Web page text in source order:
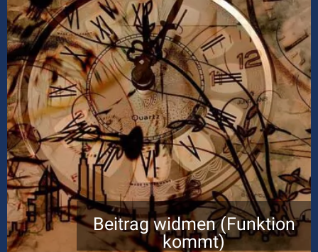
Beitrag widmen (Funktion
kommt)